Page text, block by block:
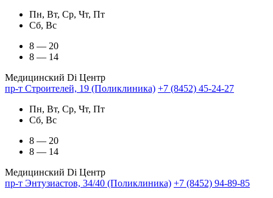
Пн, Вт, Ср, Чт, Пт
Сб, Вс
8 — 20
8 — 14
Медицинский Di Центр
пр-т Строителей, 19 (Поликлиника) +7 (8452) 45-24-27
Пн, Вт, Ср, Чт, Пт
Сб, Вс
8 — 20
8 — 14
Медицинский Di Центр
пр-т Энтузиастов, 34/40 (Поликлиника) +7 (8452) 94-89-85